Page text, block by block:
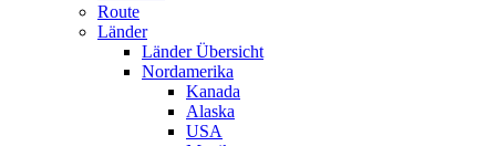
Route
Länder
Länder Übersicht
Nordamerika
Kanada
Alaska
USA